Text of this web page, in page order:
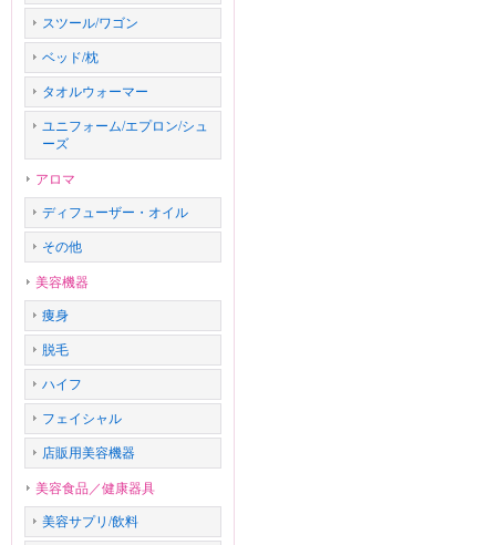
スツール/ワゴン
ベッド/枕
タオルウォーマー
ユニフォーム/エプロン/シュ
ーズ
アロマ
ディフューザー・オイル
その他
美容機器
痩身
脱毛
ハイフ
フェイシャル
店販用美容機器
美容食品／健康器具
美容サプリ/飲料